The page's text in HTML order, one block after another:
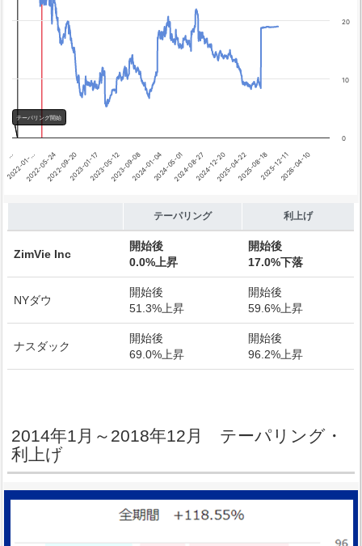
利上げ開始
テーパリング開始
…
2022-01-…2022-05-242022-09-202023-01-172023-05-122023-09-082024-01-042024-05-012024-08-272024-12-202025-04-222025-08-182025-12-112026-04-10
0
10
20
テーパリング 利上げ
ZimVie Inc
開始後
0.0%上昇
開始後
17.0%下落
NYダウ
開始後
51.3%上昇
開始後
59.6%上昇
ナスダック
開始後
69.0%上昇
開始後
96.2%上昇
2014年1月～2018年12月 テーパリング・
利上げ